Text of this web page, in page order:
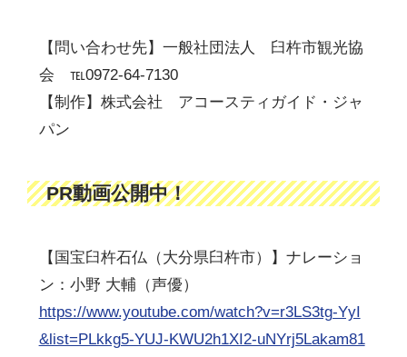
【問い合わせ先】一般社団法人 臼杵市観光協
会 ℡0972-64-7130
【制作】株式会社 アコースティガイド・ジャ
パン
PR動画公開中！
【国宝臼杵石仏（大分県臼杵市）】ナレーショ
ン：小野 大輔（声優）
https://www.youtube.com/watch?v=r3LS3tg-YyI
&list=PLkkg5-YUJ-KWU2h1XI2-uNYrj5Lakam81